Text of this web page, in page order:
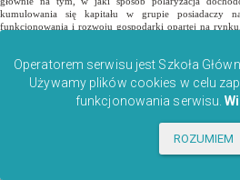
Operatorem serwisu jest Szkoła
Używamy plików cookies w celu
funkcjonowania serwisu.
ROZUMIEM